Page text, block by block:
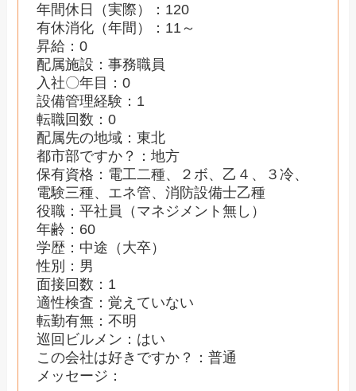
年間休日（実際）：120
有休消化（年間）：11～
昇給：0
配属施設：事務職員
入社〇年目：0
設備管理経験：1
転職回数：0
配属先の地域：東北
都市部ですか？：地方
保有資格：電工二種、２ボ、乙４、３冷、
電験三種、エネ管、消防設備士乙種
役職：平社員（マネジメント無し）
年齢：60
学歴：中途（大卒）
性別：男
面接回数：1
適性検査：覚えていない
転勤有無：不明
巡回ビルメン：はい
この会社は好きですか？：普通
メッセージ：